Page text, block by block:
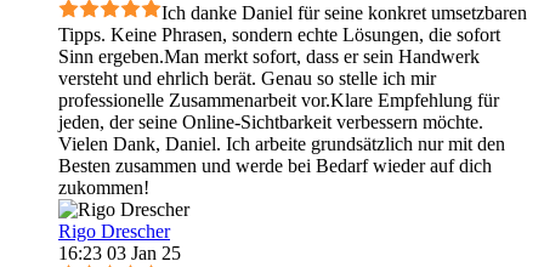
Ich danke Daniel für seine konkret umsetzbaren
Tipps. Keine Phrasen, sondern echte Lösungen, die sofort
Sinn ergeben.Man merkt sofort, dass er sein Handwerk
versteht und ehrlich berät. Genau so stelle ich mir
professionelle Zusammenarbeit vor.Klare Empfehlung für
jeden, der seine Online-Sichtbarkeit verbessern möchte.
Vielen Dank, Daniel. Ich arbeite grundsätzlich nur mit den
Besten zusammen und werde bei Bedarf wieder auf dich
zukommen!
Rigo Drescher
16:23 03 Jan 25